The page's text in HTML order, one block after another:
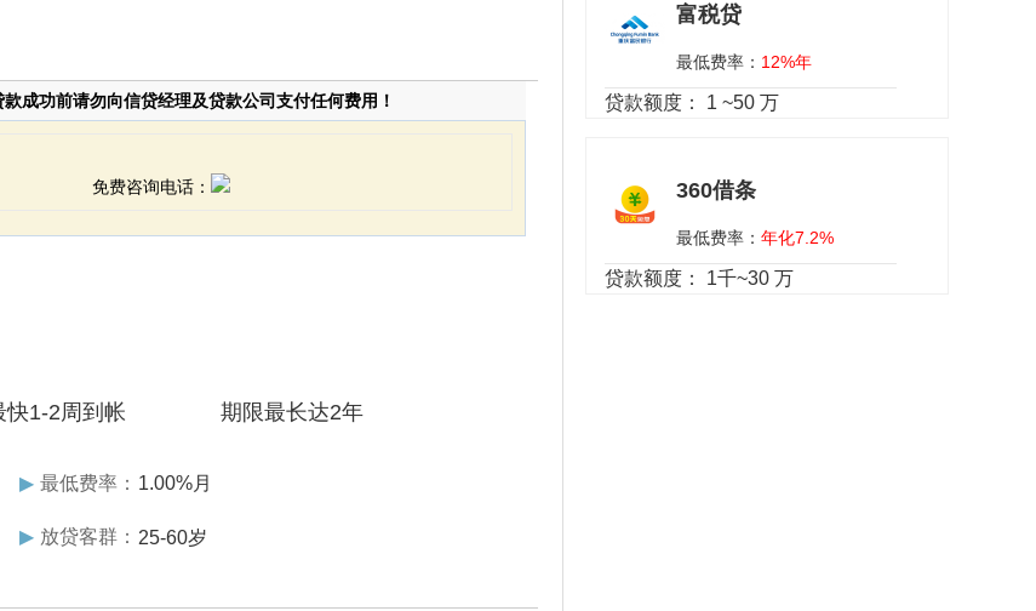
成功前请勿向信贷经理及贷款公司支付任何费用！
免费咨询电话：
快1-2周到帐 期限最长达2年
▶ 最低费率： 1.00%月
▶ 放贷客群： 25-60岁
富税贷
最低费率： 12%年
贷款额度： 1 ~50 万
360借条
最低费率： 年化7.2%
贷款额度： 1千~30 万